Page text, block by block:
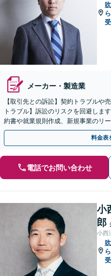
メーカー・製造業
【取引先との訴訟】契約トラブルや
トラブル】訴訟のリスクを回避しま
約書や就業規則作成、新規事業のリ
い。単発のご依頼OK。
料金表
電話でお問い合わせ
小
郎
小西